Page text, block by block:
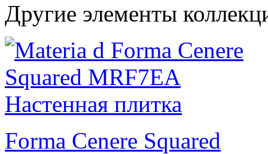
Другие элементы
Forma Cenere Squared